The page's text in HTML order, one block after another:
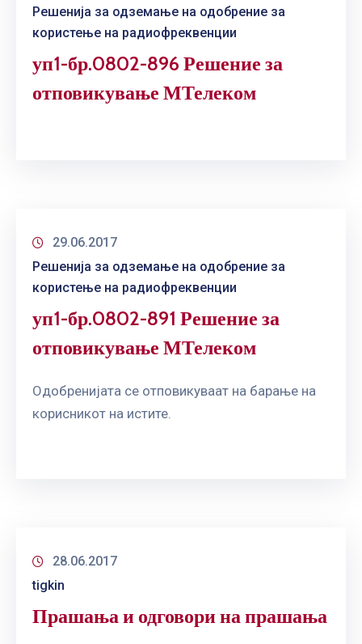
Решенија за одземање на одобрение за
користење на радиофреквенции
уп1-бр.0802-896 Решение за
отповикување МТелеком
29.06.2017
Решенија за одземање на одобрение за
користење на радиофреквенции
уп1-бр.0802-891 Решение за
отповикување МТелеком
Одобренијата се отповикуваат на барање на
корисникот на истите.
28.06.2017
tigkin
Прашања и одговори на прашања